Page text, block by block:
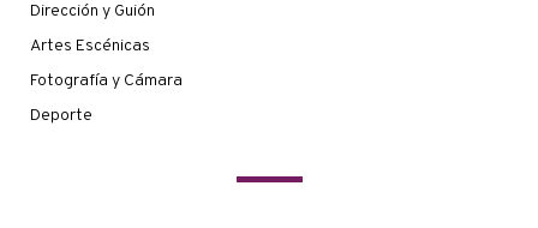
Dirección y Guión
Artes Escénicas
Fotografía y Cámara
Deporte